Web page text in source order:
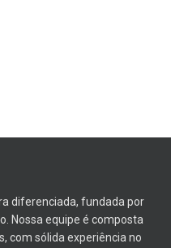
diferenciada, fundada por
Nossa equipe é composta
com sólida experiência no